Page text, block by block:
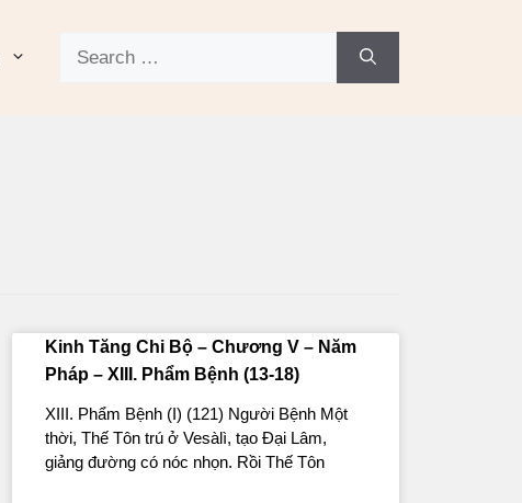
Kinh Tăng Chi Bộ – Chương V – Năm
Pháp – XIII. Phẩm Bệnh (13-18)
XIII. Phẩm Bệnh (I) (121) Người Bệnh Một
thời, Thế Tôn trú ở Vesàlì, tạo Ðại Lâm,
giảng đường có nóc nhọn. Rồi Thế Tôn